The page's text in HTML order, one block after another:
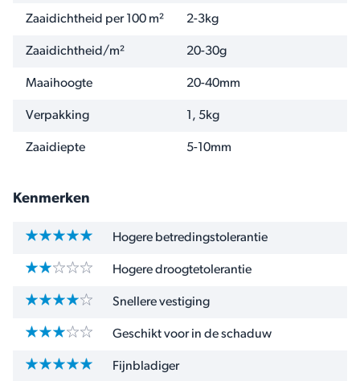
Zaaidichtheid per 100 m² 2-3kg
Zaaidichtheid/m² 20-30g
Maaihoogte 20-40mm
Verpakking 1, 5kg
Zaaidiepte 5-10mm
Kenmerken
Hogere betredingstolerantie
Hogere droogtetolerantie
Snellere vestiging
Geschikt voor in de schaduw
Fijnbladiger